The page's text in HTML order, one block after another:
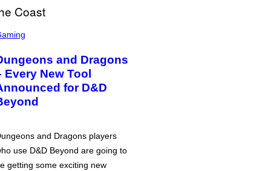
and Dragons
Every New Tool
for D&D
and Dragons players
use D&D Beyond are going to
getting some exciting new